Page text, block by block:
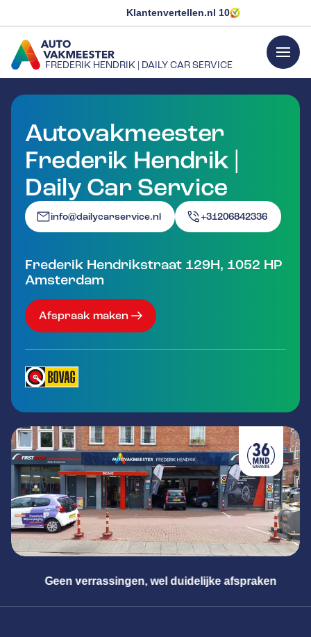
Klantenvertellen.nl 10
FREDERIK HENDRIK | DAILY CAR SERVICE
GA NAAR DE HOMEPAGINA
menu
Autovakmeester
Frederik Hendrik |
Daily Car Service
info@dailycarservice.nl +31206842336
Frederik Hendrikstraat 129H, 1052 HP
Amsterdam
Afspraak maken
Geen verrassingen, wel duidelijke afspraken